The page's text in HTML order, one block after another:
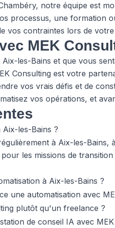
notre équipe est
processus, une formation
vos contraintes lors de
MEK
les-Bains et que vous
Consulting est votre
vos vrais défis et de
vos opérations, et
les-Bains ?
à Aix-les-Bains,
les missions de
à Aix-les-Bains ?
une automatisation avec
plutôt qu'un freelance ?
de conseil IA avec